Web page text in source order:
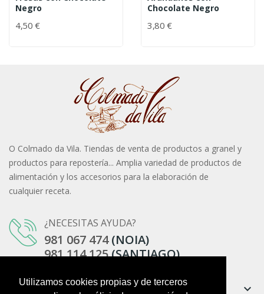
Utilizamos cookies propias y de terceros
Negro
4,50 €
Chocolate Negro
3,80 €
O Colmado da Vila. Tiendas de venta de productos a granel y
productos para repostería... Amplia variedad de productos de
alimentación y los accesorios para la elaboración de
cualquier receta.
¿NECESITAS AYUDA?
981 067 474(NOIA)
981 114 125(SANTIAGO)
Información keyboard_arrow_down